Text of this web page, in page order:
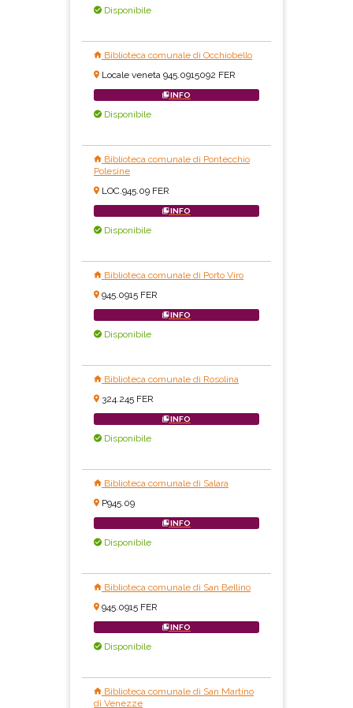
Disponibile
Biblioteca comunale di Occhiobello
Locale veneta 945.0915092 FER
INFO
Disponibile
Biblioteca comunale di Pontecchio
Polesine
LOC.945.09 FER
INFO
Disponibile
Biblioteca comunale di Porto Viro
945.0915 FER
INFO
Disponibile
Biblioteca comunale di Rosolina
324.245 FER
INFO
Disponibile
Biblioteca comunale di Salara
P945.09
INFO
Disponibile
Biblioteca comunale di San Bellino
945.0915 FER
INFO
Disponibile
Biblioteca comunale di San Martino
di Venezze